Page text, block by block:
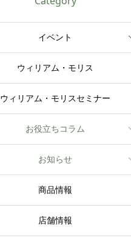
イベント
ウィリアム・モリス
ウィリアム・モリスセミナー
お役立ちコラム
お知らせ
商品情報
店舗情報